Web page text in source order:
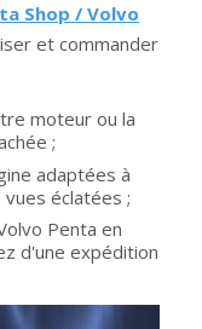
Shop / Volvo
et commander
moteur ou la
;
adaptées à
éclatées ;
Penta en
d'une expédition